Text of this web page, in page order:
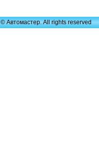
© Автомастер. All rights reserved